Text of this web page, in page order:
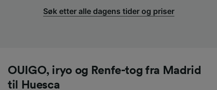
Søk etter alle dagens tider og priser
OUIGO, iryo og Renfe-tog fra Madrid
til Huesca